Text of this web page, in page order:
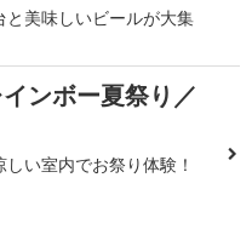
と美味しいビールが大集
ンボー夏祭り／
い室内でお祭り体験！